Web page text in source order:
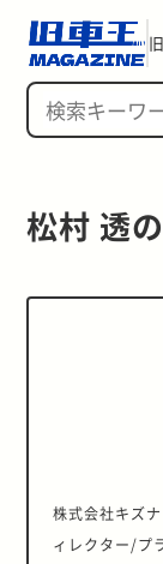
松村 透
株式会社キズ
ィレクター/プ